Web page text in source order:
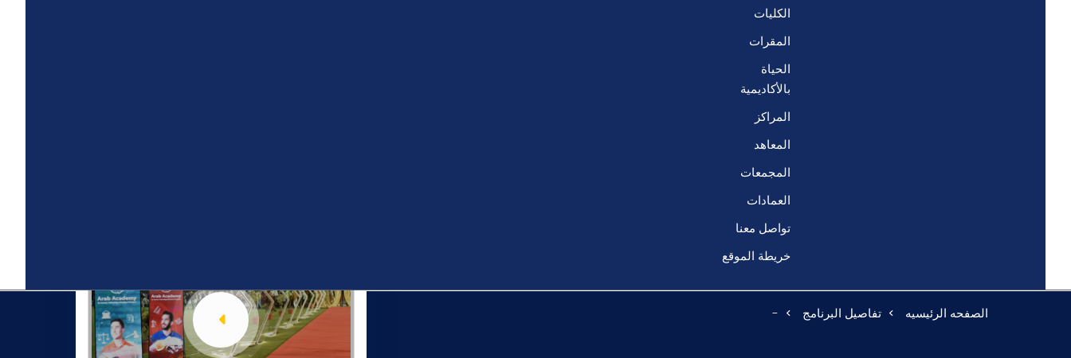
الكليات
المقرات
الحياة
بالأكاديمية
المراكز
المعاهد
المجمعات
العمادات
تواصل معنا
خريطة الموقع
الصفحه الرئيسيه تفاصيل البرنامج -